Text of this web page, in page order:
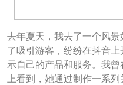
去年夏天，我去了一个风
了吸引游客，纷纷在抖音
示自己的产品和服务。我
上看到，她通过制作一系